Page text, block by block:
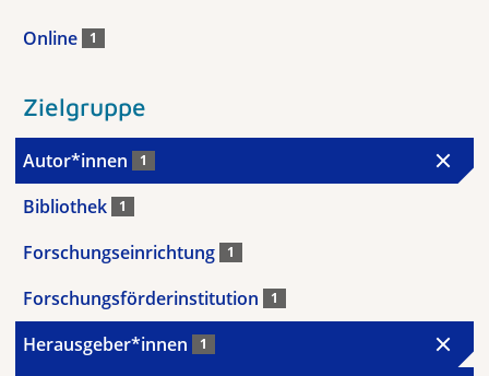
Online 1
Zielgruppe
Autor*innen 1
Bibliothek 1
Forschungseinrichtung 1
Forschungsförderinstitution 1
Herausgeber*innen 1